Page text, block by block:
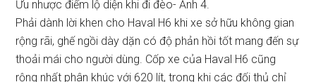
Phải dành lời khen cho Haval H6 khi xe sở hữu không gian
rộng rãi, ghế ngồi dày dặn có độ phản hồi tốt mang đến sự
thoải mái cho người dùng. Cốp xe của Haval H6 cũng
rộng nhất phân khúc với 620 lít, trong khi các đối thủ chỉ